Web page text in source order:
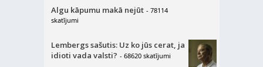
Algu kāpumu makā nejūt - 78114
skatījumi
Lembergs sašutis: Uz ko jūs cerat, ja
idioti vada valsti? - 68620 skatījumi